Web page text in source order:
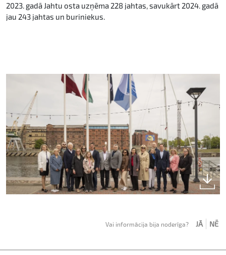
2023. gadā Jahtu osta uzņēma 228 jahtas, savukārt 2024. gadā
jau 243 jahtas un buriniekus.
Vai informācija bija noderīga? JĀ NĒ